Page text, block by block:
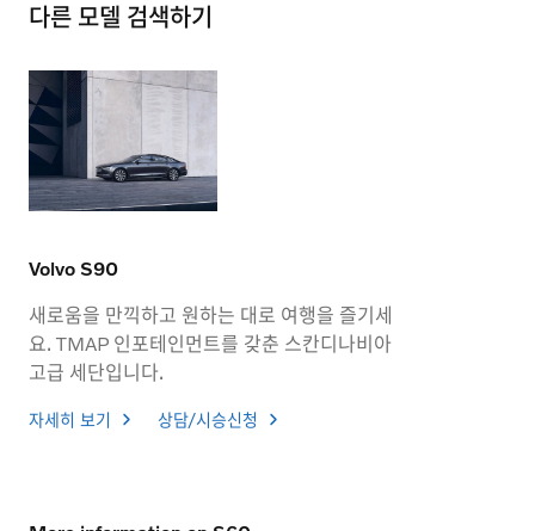
다른 모델 검색하기
Volvo S90
새로움을 만끽하고 원하는 대로 여행을 즐기세
요. TMAP 인포테인먼트를 갖춘 스칸디나비아
고급 세단입니다.
자세히 보기 상담/시승신청